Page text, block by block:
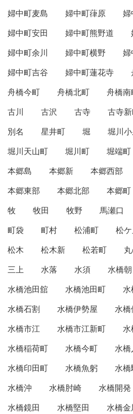
婦中町麦島
婦中町葎原
婦
婦中町安田
婦中町熊野道
婦中町余川
婦中町横野
婦
婦中町吉谷
婦中町蓮花寺
舟橋今町
舟橋北町 舟橋南
古川
古沢 古寺 古寺
別名
星井町 堀
堀川
堀川天山町
堀川町 堀端町
本郷島
本郷新 本郷西部
本郷東部
本郷北部 本郷町
牧
牧田 牧野 馬瀬口
町袋
町村 松浦町 松
松木
松木新 松若町
三上
水落 水須 水橋
水橋池田舘
水橋池田町
水
水橋石割
水橋伊勢屋
水
水橋市江
水橋市江新町
水
水橋稲荷町
水橋今町
水
水橋印田町
水橋魚躬 水
水橋沖
水橋肘崎 水橋開発
水橋鏡田
水橋堅田 水橋金